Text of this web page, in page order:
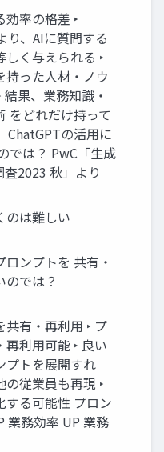
効率の格差 ‣
り、AIに質問する
く与えられる ‣
持った人材・ノウ
果、業務知識・
をどれだけ持って
ChatGPTの活用に
では？ PwC「生成
2023 秋」より
のは難しい
ンプトを 共有・
では？
共有・再利用 ‣ プ
利用可能 ‣ 良い
プトを展開すれ
従業員も再現 ‣
する可能性 プロン
業務効率 UP 業務